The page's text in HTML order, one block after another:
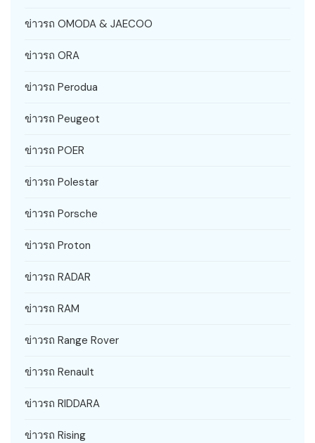
ข่าวรถ OMODA & JAECOO
ข่าวรถ ORA
ข่าวรถ Perodua
ข่าวรถ Peugeot
ข่าวรถ POER
ข่าวรถ Polestar
ข่าวรถ Porsche
ข่าวรถ Proton
ข่าวรถ RADAR
ข่าวรถ RAM
ข่าวรถ Range Rover
ข่าวรถ Renault
ข่าวรถ RIDDARA
ข่าวรถ Rising